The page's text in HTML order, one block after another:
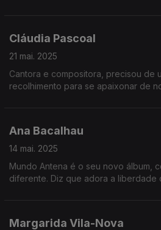
Cláudia Pascoal
21 mai. 2025
Cantora e compositora, precisou de
recolhimento para se apaixonar de
Ana Bacalhau
14 mai. 2025
Mundo Antena é o seu novo álbum,
diferente. Diz que adora a liberdade
Margarida Vila-Nova